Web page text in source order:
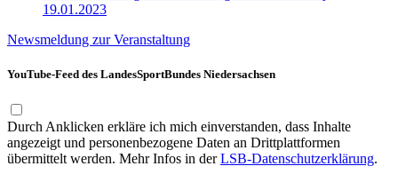
19.01.2023
Newsmeldung zur Veranstaltung
YouTube-Feed des LandesSportBundes Niedersachsen
Durch Anklicken erkläre ich mich einverstanden, dass Inhalte
angezeigt und personenbezogene Daten an Drittplattformen
übermittelt werden. Mehr Infos in derLSB-Datenschutzerklärung.